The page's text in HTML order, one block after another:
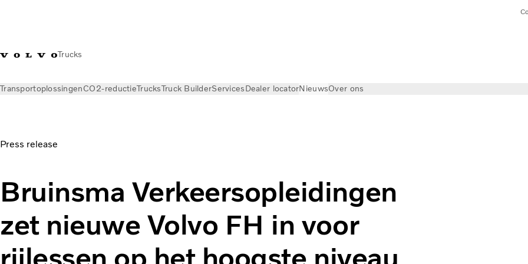
Trucks
TransportoplossingenCO2-reductieTrucksTruck BuilderServicesDealer locatorNieuwsOver ons
Press release
Bruinsma Verkeersopleidingen
zet nieuwe Volvo FH in voor